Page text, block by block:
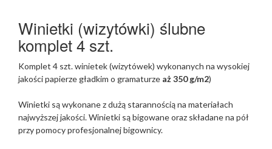
Winietki (wizytówki) ślubne
komplet 4 szt.
Komplet 4 szt. winietek (wizytówek) wykonanych na wysokiej
jakości papierze gładkim o gramaturze aż 350 g/m2)
Winietki są wykonane z dużą starannością na materiałach
najwyższej jakości. Winietki są bigowane oraz składane na pół
przy pomocy profesjonalnej bigownicy.